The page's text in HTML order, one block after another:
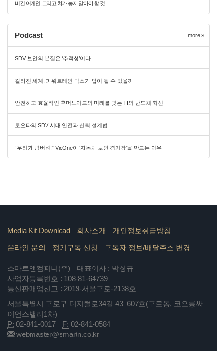
비긴 어게인, 그리고 차가 놓지 말아야 할 것
Podcast more »
SDV 보안의 본질은 ‘추적성’이다
갈라진 세계, 파워트레인 믹스가 답이 될 수 있을까
안전하고 효율적인 휴머노이드의 미래를 빚는 TI의 반도체 혁신
토요타의 SDV 시대 안전과 신뢰 설계법
“우리가 넘버원!” VicOne이 ‘자동차 보안 경기장’을 만드는 이유
Media Kit Download 회사소개 개인정보취급방침
온라인 문의 정기구독 신청 구독자 정보/배달주소 변경
스마트앤컴퍼니(주)
대표이사 : 박성규
사업자등록번호 : 108-81-64739
통신판매업신고 : 2019-서울구로-2138호
서울특별시 구로구 디지털로34길 43, 607호(구로동, 코오롱싸
이언스밸리1차)
P: 02-841-0017 F: 02-841-0584
webmaster@smartn.co.kr